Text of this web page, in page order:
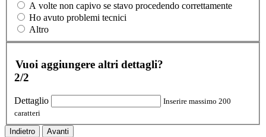
A volte non capivo se stavo procedendo correttamente
Ho avuto problemi tecnici
Altro
Vuoi aggiungere altri dettagli?
2/2
Dettaglio
Inserire massimo 200
caratteri
Indietro Avanti